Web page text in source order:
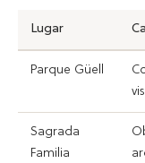
Lugar
Parque Güell
Sagrada
Familia